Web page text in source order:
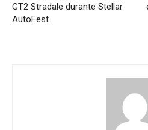
GT2 Stradale durante Stellar
AutoFest